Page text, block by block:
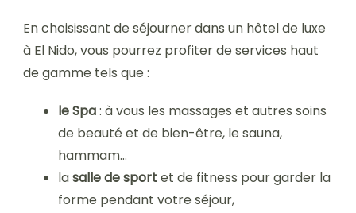
En choisissant de séjourner dans un hôtel de luxe
à El Nido, vous pourrez profiter de services haut
de gamme tels que :
le Spa: à vous les massages et autres soins
de beauté et de bien-être, le sauna,
hammam…
lasalle de sportet de fitness pour garder la
forme pendant votre séjour,